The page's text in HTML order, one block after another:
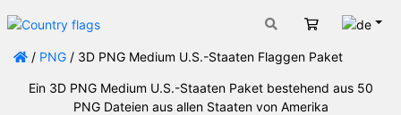
Warenkorb
/ PNG / 3D PNG Medium U.S.-Staaten Flaggen Paket
Ein 3D PNG Medium U.S.-Staaten Paket bestehend aus 50
PNG Dateien aus allen Staaten von Amerika